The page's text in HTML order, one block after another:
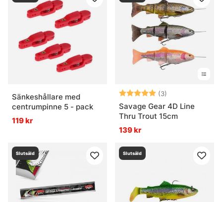
Sänkeshållare med
centrumpinne 5 - pack
119 kr
Betyg: (3)
Savage Gear 4D Line
Thru Trout 15cm
139 kr
Slutsåld Slutsåld